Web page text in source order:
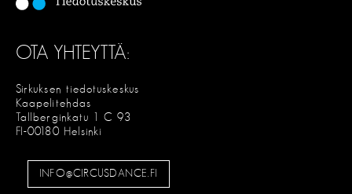
OTA YHTEYTTÄ:
Sirkuksen tiedotuskeskus
Kaapelitehdas
Tallberginkatu 1 C 93
FI-00180 Helsinki
INFO@CIRCUSDANCE.FI